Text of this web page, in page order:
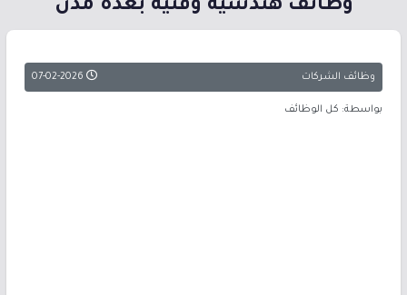
وظائف هندسية وفنية بعدة مدن
وظائف الشركات 07-02-2026
بواسطة: كل الوظائف